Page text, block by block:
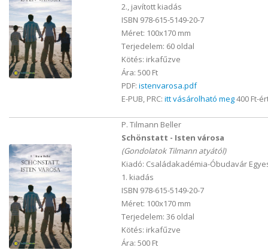
2., javított kiadás
ISBN 978-615-5149-20-7
Méret: 100x170 mm
Terjedelem: 60 oldal
Kötés: irkafűzve
Ára: 500 Ft
PDF: istenvarosa.pdf
E-PUB, PRC: itt vásárolható meg400 Ft-
P. Tilmann Beller
Schönstatt - Isten városa
(Gondolatok Tilmann atyától)
Kiadó: Családakadémia-Óbudavár
1. kiadás
ISBN 978-615-5149-20-7
Méret: 100x170 mm
Terjedelem: 36 oldal
Kötés: irkafűzve
Ára: 500 Ft